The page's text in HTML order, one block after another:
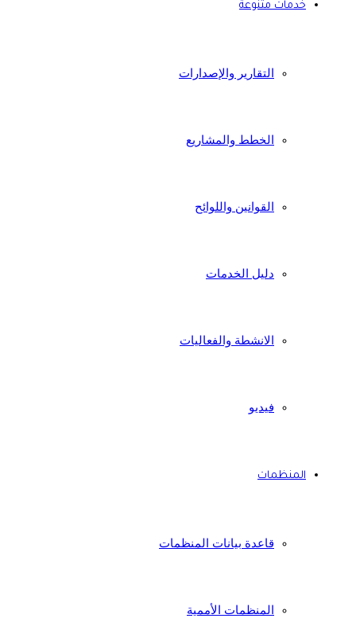
خدمات متنوعة
التقارير والإصدارات
الخطط والمشاريع
القوانين واللوائح
دليل الخدمات
الانشطة والفعاليات
فيديو
المنظمات
قاعدة بيانات المنظمات
المنظمات الأممية